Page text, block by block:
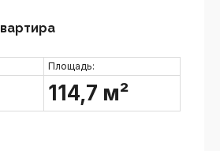
Площадь:
114,7 м²